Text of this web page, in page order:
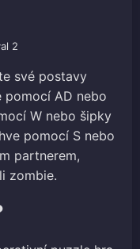
2
své postavy
pomocí AD nebo
W nebo šipky
pomocí S nebo
partnerem,
zombie.